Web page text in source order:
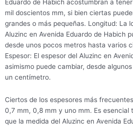
Eduardo de Habich acostumbran a
mil doscientos mm, si bien ciertas
grandes o más pequeñas. Longitud: La
Aluzinc en Avenida Eduardo de Habich
desde unos pocos metros hasta varios
Espesor: El espesor del Aluzinc en
asimismo puede cambiar, desde
un centímetro.
Ciertos de los espesores más
0,7 mm, 0,8 mm y uno mm. Es esencial
que la medida del Aluzinc en Avenida